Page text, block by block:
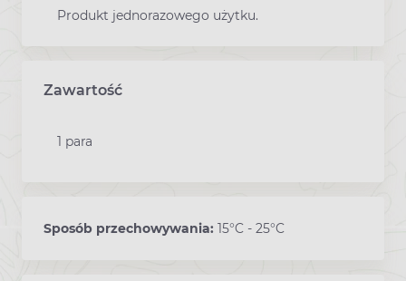
Produkt jednorazowego użytku.
Zawartość
1 para
Sposób przechowywania: 15°C - 25°C